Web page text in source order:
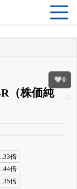
0
（株価純
利用も付きます
倍
倍
倍